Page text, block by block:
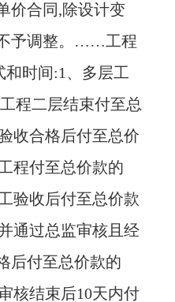
价合同,除设计变
予调整。……工程
时间:1、多层工
程二层结束付至总
收合格后付至总价
程付至总价款的
验收后付至总价款
通过总监审核且经
后付至总价款的
核结束后10天内付